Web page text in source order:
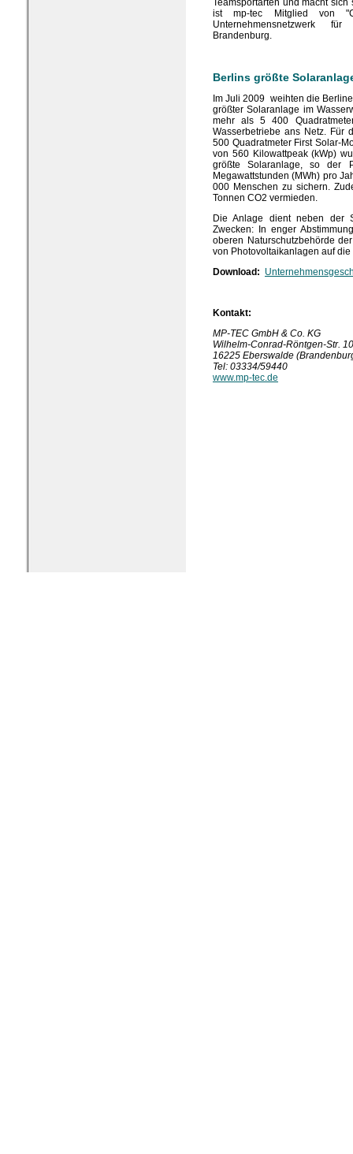
Teamsportarten und macht
ist mp-tec Mitglied von
Unternehmensnetzwerk
Brandenburg.
Berlins größte
Im Juli 2009 weihten die
größter Solaranlage im
mehr als 5 400
Wasserbetriebe ans Netz. Für
500 Quadratmeter First Solar-
von 560 Kilowattpeak (kWp)
größte Solaranlage, so der
Megawattstunden (MWh) pro
000 Menschen zu sichern.
Tonnen CO2 vermieden.
Die Anlage dient neben der
Zwecken: In enger
oberen Naturschutzbehörde
von Photovoltaikanlagen auf
Download:
Kontakt:
MP-TEC GmbH & Co. KG
Wilhelm-Conrad-Röntgen-Str.
16225 Eberswalde
Tel: 03334/59440
www.mp-tec.de